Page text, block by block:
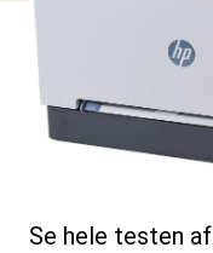
Se hele testen af